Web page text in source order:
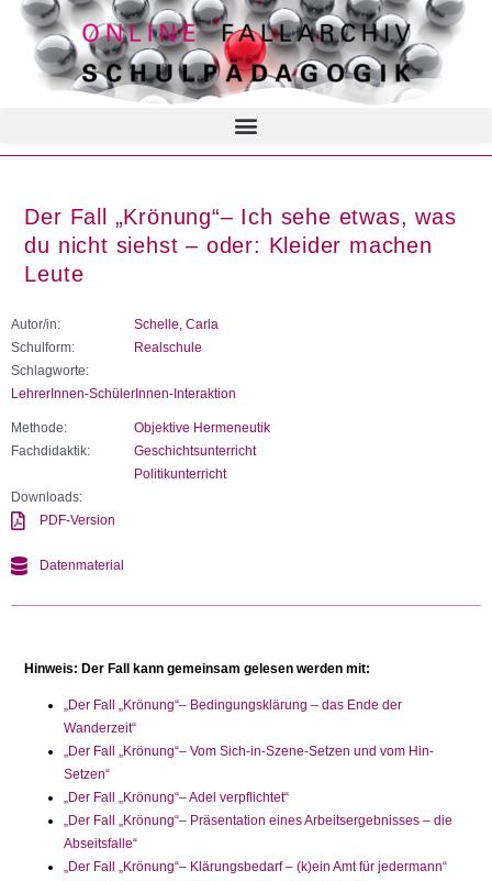
Der Fall „Krönung“– Ich sehe etwas, was
du nicht siehst – oder: Kleider machen
Leute
Autor/in:
Schelle, Carla
Schulform:
Realschule
Schlagworte:
LehrerInnen-SchülerInnen-Interaktion
Methode:
Objektive Hermeneutik
Fachdidaktik:
Geschichtsunterricht
Politikunterricht
Downloads:
PDF-Version
Datenmaterial
Hinweis: Der Fall kann gemeinsam gelesen werden mit:
„Der Fall „Krönung“– Bedingungsklärung – das Ende der
Wanderzeit“
„Der Fall „Krönung“– Vom Sich-in-Szene-Setzen und vom Hin-
Setzen“
„Der Fall „Krönung“– Adel verpflichtet“
„Der Fall „Krönung“– Präsentation eines Arbeitsergebnisses – die
Abseitsfalle“
„Der Fall „Krönung“– Klärungsbedarf – (k)ein Amt für jedermann“